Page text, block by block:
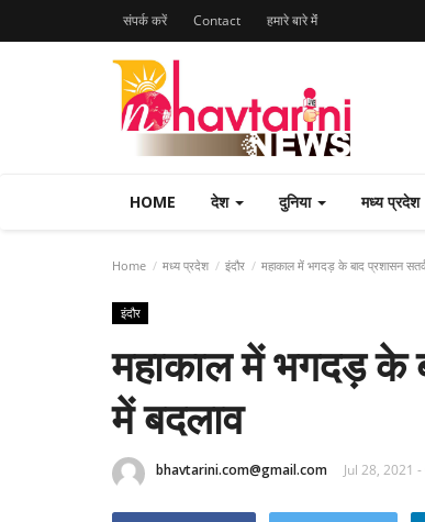
संपर्क करें Contact हमारे बारे मेंं
HOME देश दुनिया मध्य प्रदेश
Home मध्य प्रदेश इंदौर महाकाल में भगदड़ के बाद प्रशासन
इंदौर
महाकाल में भगदड़ के
में बदलाव
bhavtarini.com@gmail.com Jul 28, 2021